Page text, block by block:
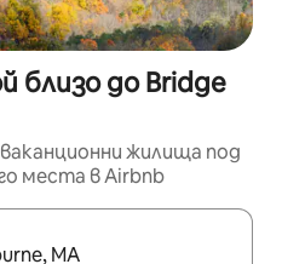
близо до Bridge
жилища под
места в Airbnb
използвайте